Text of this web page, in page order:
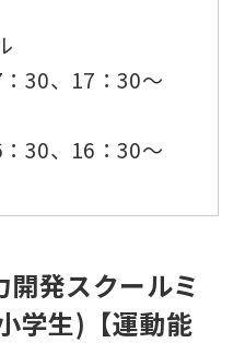
30、17：30～
30、16：30～
発スクールミ
学生)【運動能